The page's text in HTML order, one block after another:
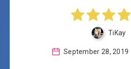
TiKay
September 28, 2019